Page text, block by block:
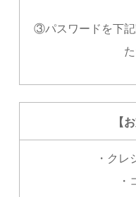
③パスワードを下
【
・クレ
・